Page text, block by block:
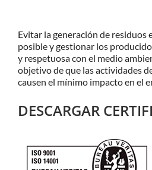
Evitar la generación de residuos
posible y gestionar los
y respetuosa con el medio
objetivo de que las actividades
causen el mínimo impacto en el
DESCARGAR